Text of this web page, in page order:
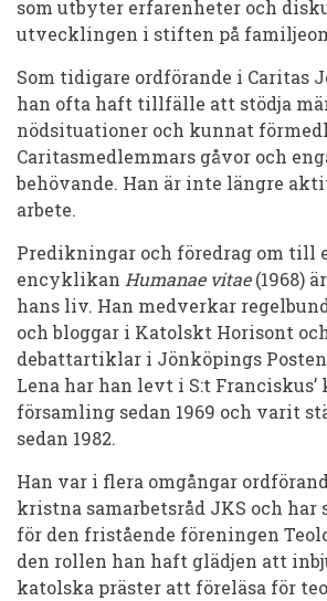
som utbyter erfarenheter och
utvecklingen i stiften på
Som tidigare ordförande i Caritas
han ofta haft tillfälle att stödja
nödsituationer och kunnat
Caritasmedlemmars gåvor och
behövande. Han är inte längre
arbete.
Predikningar och föredrag om till
encyklikan Humanae vitae(1968)
hans liv. Han medverkar
och bloggar i Katolskt Horisont
debattartiklar i Jönköpings
Lena har han levt i S:t Franciskus’
församling sedan 1969 och varit
sedan 1982.
Han var i flera omgångar
kristna samarbetsråd JKS och
för den fristående föreningen
den rollen han haft glädjen att
katolska präster att föreläsa för